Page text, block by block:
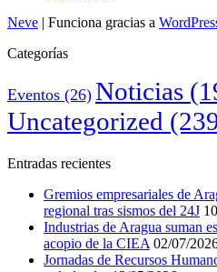
Neve | Funciona gracias a
Categorías
Eventos (26) Noticias
Uncategorized
Entradas recientes
Gremios empresariales de
regional tras sismos del 24J
Industrias de Aragua suman
acopio de la CIEA 02/07/
Jornadas de Recursos